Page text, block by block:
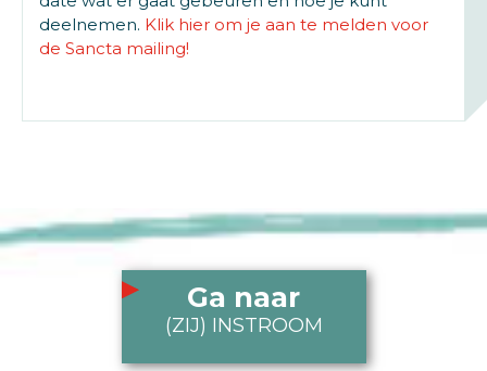
deelnemen. Klik hier om je aan te melden voor
de Sancta mailing!
Ga naar
(ZIJ) INSTROOM